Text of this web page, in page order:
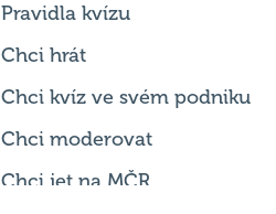
Pravidla kvízu
Chci hrát
Chci kvíz ve svém podniku
Chci moderovat
Chci jet na MČR